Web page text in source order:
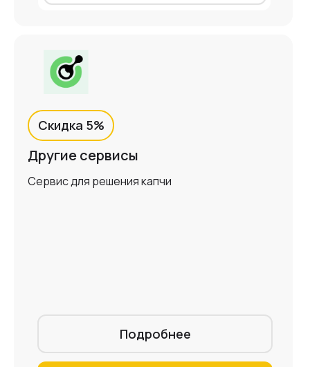
Другие сервисы
Сервис для решения капчи
Скидка 5%
Подробнее